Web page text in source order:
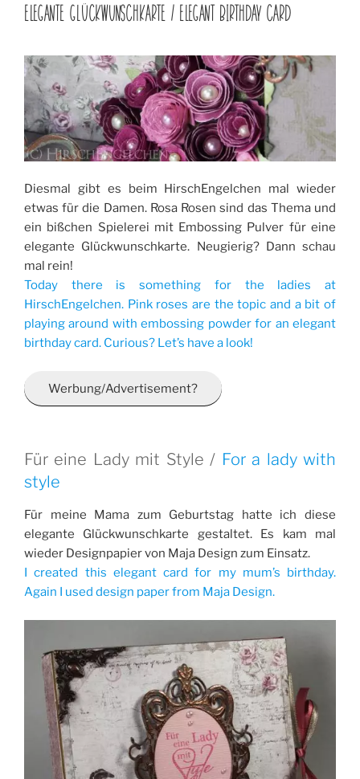
AM
ELEGANTE GLÜCKWUNSCHKARTE / ELEGANT BIRTHDAY CARD
Diesmal gibt es beim HirschEngelchen mal wieder
etwas für die Damen. Rosa Rosen sind das Thema und
ein bißchen Spielerei mit Embossing Pulver für eine
elegante Glückwunschkarte. Neugierig? Dann schau
mal rein!
Today there is something for the ladies at
HirschEngelchen. Pink roses are the topic and a bit of
playing around with embossing powder for an elegant
birthday card. Curious? Let’s have a look!
Werbung/Advertisement?
Für eine Lady mit Style / For a lady with
style
Für meine Mama zum Geburtstag hatte ich diese
elegante Glückwunschkarte gestaltet. Es kam mal
wieder Designpapier von Maja Design zum Einsatz.
I created this elegant card for my mum’s birthday.
Again I used design paper from Maja Design.